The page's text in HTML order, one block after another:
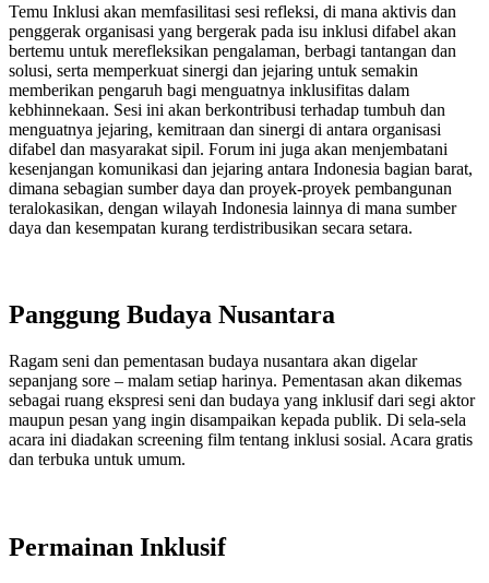
Temu Inklusi akan memfasilitasi sesi refleksi, di mana aktivis dan
penggerak organisasi yang bergerak pada isu inklusi difabel akan
bertemu untuk merefleksikan pengalaman, berbagi tantangan dan
solusi, serta memperkuat sinergi dan jejaring untuk semakin
memberikan pengaruh bagi menguatnya inklusifitas dalam
kebhinnekaan. Sesi ini akan berkontribusi terhadap tumbuh dan
menguatnya jejaring, kemitraan dan sinergi di antara organisasi
difabel dan masyarakat sipil. Forum ini juga akan menjembatani
kesenjangan komunikasi dan jejaring antara Indonesia bagian barat,
dimana sebagian sumber daya dan proyek-proyek pembangunan
teralokasikan, dengan wilayah Indonesia lainnya di mana sumber
daya dan kesempatan kurang terdistribusikan secara setara.
Panggung Budaya Nusantara
Ragam seni dan pementasan budaya nusantara akan digelar
sepanjang sore – malam setiap harinya. Pementasan akan dikemas
sebagai ruang ekspresi seni dan budaya yang inklusif dari segi aktor
maupun pesan yang ingin disampaikan kepada publik. Di sela-sela
acara ini diadakan screening film tentang inklusi sosial. Acara gratis
dan terbuka untuk umum.
Permainan Inklusif